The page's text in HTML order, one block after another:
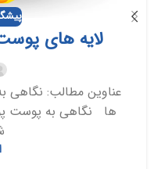
لایه های
عناوین مطالب: نگاهی
‏ها نگاهی به پوست